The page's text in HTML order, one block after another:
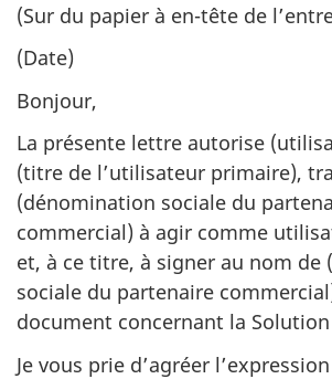
(Sur du papier à en-tête de
(Date)
Bonjour,
La présente lettre autorise
(titre de l’utilisateur primaire),
(dénomination sociale du
commercial) à agir comme
et, à ce titre, à signer au nom de
sociale du partenaire
document concernant la
Je vous prie d’agréer